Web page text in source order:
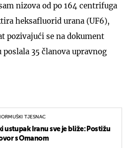
nizova od po 164 centrifuga
heksafluorid urana (UF6),
pozivajući se na dokument
35 članova upravnog
TJESNAC
ustupak Iranu sve je bliže: Postižu
s Omanom